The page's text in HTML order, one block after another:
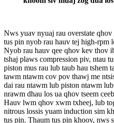
Nws yuav nyuaj rau overstate
tus pin nyob rau hauv tej high-rpm
Nyob rau hauv qee qhov kev thov
tshaj plaws compression piv, ntau
piston mus rau lub taub hau tshem
tawm ntawm cov pov thawj me
dai rau ntawm lub piston ntawm
nrawm dhau los ua qhov tseem
Hauv lwm qhov xwm txheej, lub
nitrous lossis yuam induction sim
tus pin. Thaum tus pin khoov, nws